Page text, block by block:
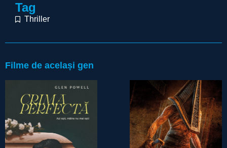
Tag
Thriller
Filme de același gen